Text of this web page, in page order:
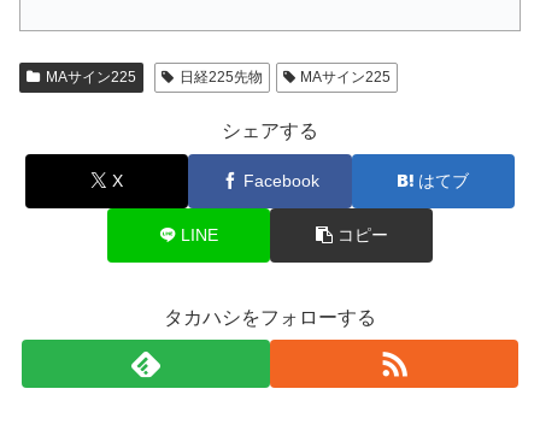
MAサイン225 日経225先物 MAサイン225
シェアする
X Facebook はてブ
LINE コピー
タカハシをフォローする